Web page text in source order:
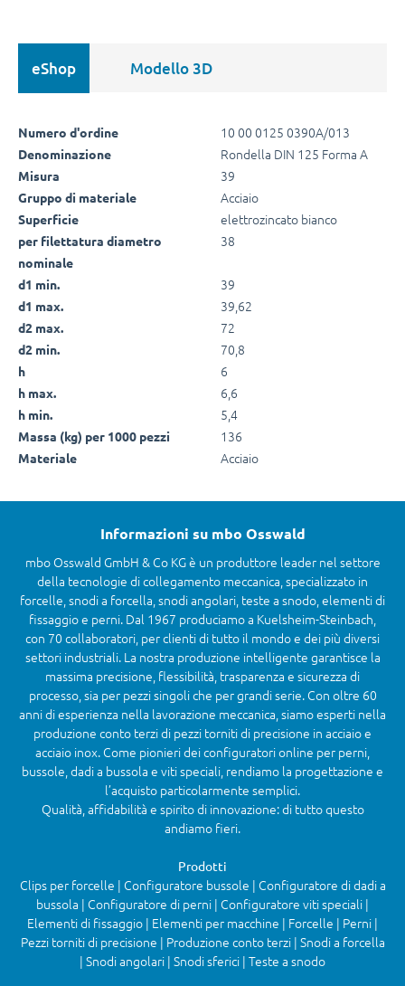
eShop Modello 3D
Numero d'ordine 10 00 0125 0390A/013
Denominazione Rondella DIN 125 Forma A
Misura 39
Gruppo di materiale Acciaio
Superficie elettrozincato bianco
per filettatura diametro
nominale
38
d1 min. 39
d1 max. 39,62
d2 max. 72
d2 min. 70,8
h 6
h max. 6,6
h min. 5,4
Massa (kg) per 1000 pezzi 136
Materiale Acciaio
Informazioni su mbo Osswald
mbo Osswald GmbH & Co KG è un produttore leader nel settore
della tecnologie di collegamento meccanica, specializzato in
forcelle, snodi a forcella, snodi angolari, teste a snodo, elementi di
fissaggio e perni. Dal 1967 produciamo a Kuelsheim-Steinbach,
con 70 collaboratori, per clienti di tutto il mondo e dei più diversi
settori industriali. La nostra produzione intelligente garantisce la
massima precisione, flessibilità, trasparenza e sicurezza di
processo, sia per pezzi singoli che per grandi serie. Con oltre 60
anni di esperienza nella lavorazione meccanica, siamo esperti nella
produzione conto terzi di pezzi torniti di precisione in acciaio e
acciaio inox. Come pionieri dei configuratori online per perni,
bussole, dadi a bussola e viti speciali, rendiamo la progettazione e
l’acquisto particolarmente semplici.
Qualità, affidabilità e spirito di innovazione: di tutto questo
andiamo fieri.
Prodotti
Clips per forcelle | Configuratore bussole | Configuratore di dadi a
bussola | Configuratore di perni | Configuratore viti speciali |
Elementi di fissaggio | Elementi per macchine | Forcelle | Perni |
Pezzi torniti di precisione | Produzione conto terzi | Snodi a forcella
| Snodi angolari | Snodi sferici | Teste a snodo